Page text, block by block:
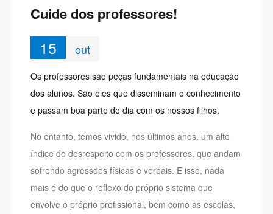
Cuide dos professores!
15 out
Os professores são peças fundamentais na educação
dos alunos. São eles que disseminam o conhecimento
e passam boa parte do dia com os nossos filhos.
No entanto, temos vivido, nos últimos anos, um alto
índice de desrespeito com os professores, que andam
sofrendo agressões físicas e verbais. E isso, nada
mais é do que o reflexo do próprio sistema que
envolve o próprio profissional, bem como as escolas,